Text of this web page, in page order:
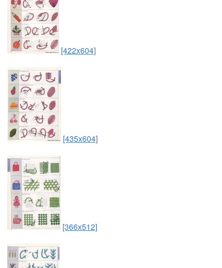
[422x604]
[435x604]
[366x512]